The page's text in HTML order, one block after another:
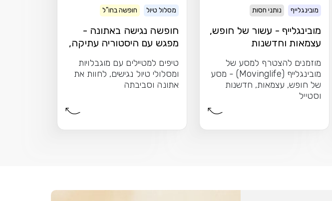
מובינגלייף נותני חסות
מובינגלייף - עשור של חופש,
עצמאות וחדשנות
מוזמנים להצטרף למסע של
מובינגלייף (Movinglife) - מסע
של חופש, עצמאות, חדשנות
וסטייל
מסלול טיול חופשה בחו"ל
חופשה נגישה באתונה -
מפגש עם היסטוריה עתיקה,
טיפים למטיילים עם מוגבלויות
ומסלולי טיול נגישים, לחוות את
אתונה וסביבתה